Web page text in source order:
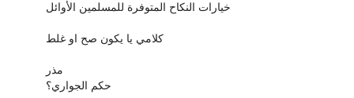
خيارات النكاح المتوفرة للمسلمين الأوائل
كلامي يا يكون صح او غلط
مذر
حكم الجواري؟